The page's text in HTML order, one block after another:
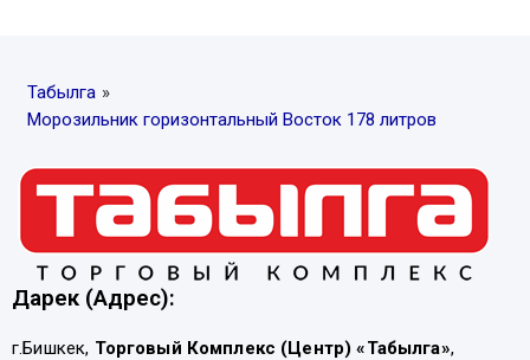
Табылга »
Морозильник горизонтальный Восток 178 литров
Дарек (Адрес):
г.Бишкек, Торговый Комплекс (Центр) «Табылга»,